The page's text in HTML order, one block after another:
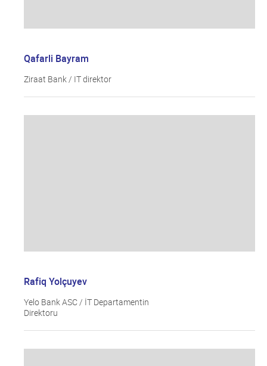
Qafarli Bayram
Ziraat Bank / IT direktor
Rafiq Yolçuyev
Yelo Bank ASC / İT Departamentin
Direktoru